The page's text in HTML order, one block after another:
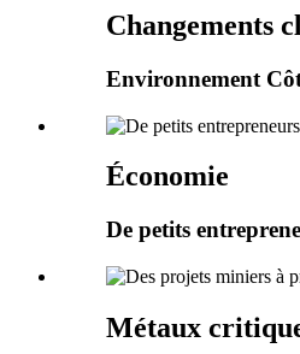
Changements
Environnement
Économie
De petits
Métaux